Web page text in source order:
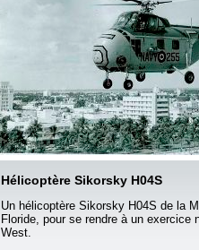
Hélicoptère Sikorsky H04S
Un hélicoptère Sikorsky H04S de la
Floride, pour se rendre à un exercice
West.